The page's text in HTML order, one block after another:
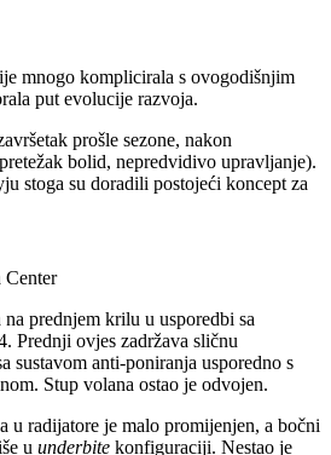
mnogo komplicirala s ovogodišnjim
put evolucije razvoja.
prošle sezone, nakon
bolid, nepredvidivo upravljanje).
stoga su doradili postojeći koncept za
prednjem krilu u usporedbi sa
Prednji ovjes zadržava sličnu
sustavom anti-poniranja usporedno s
Stup volana ostao je odvojen.
u radijatore je malo promijenjen, a bočni
u underbite konfiguraciji. Nestao je